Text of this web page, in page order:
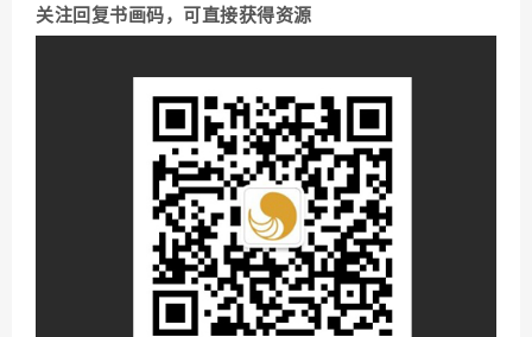
关注回复书画码，可直接获得资源